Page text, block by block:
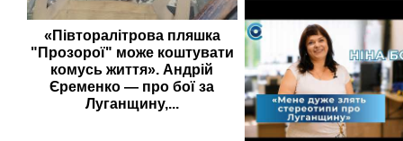
«Півторалітрова пляшка
"Прозорої" може коштувати
комусь життя». Андрій
Єременко — про бої за
Луганщину,...